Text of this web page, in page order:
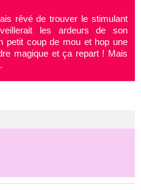
rêvé de trouver le stimulant
les ardeurs de son
petit coup de mou et hop une
magique et ça repart ! Mais